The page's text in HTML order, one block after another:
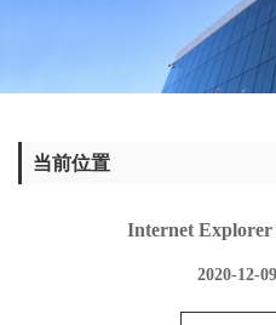
当前位置
Internet Explorer
2020-12-